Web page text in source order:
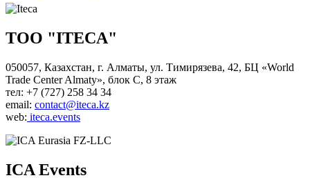
ТОО "ITECA"
050057, Казахстан, г. Алматы, ул. Тимирязева, 42, БЦ «World
Trade Center Almaty», блок С, 8 этаж
тел: +7 (727) 258 34 34
email: contact@iteca.kz
web: iteca.events
ICA Events